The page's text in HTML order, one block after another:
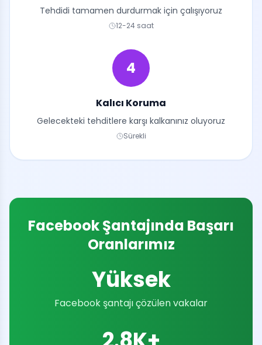
Tehdidi tamamen durdurmak için çalışıyoruz
12-24 saat
4
Kalıcı Koruma
Gelecekteki tehditlere karşı kalkanınız oluyoruz
Sürekli
Facebook Şantajında Başarı
Oranlarımız
Yüksek
Facebook şantajı çözülen vakalar